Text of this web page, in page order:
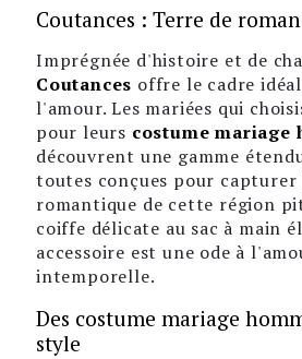
Coutances : Terre de
Imprégnée d'histoire et de
Coutances offre le cadre
l'amour. Les mariées qui
pour leurs costume mariage
découvrent une gamme
toutes conçues pour
romantique de cette région
coiffe délicate au sac à main
accessoire est une ode à
intemporelle.
Des costume mariage
style